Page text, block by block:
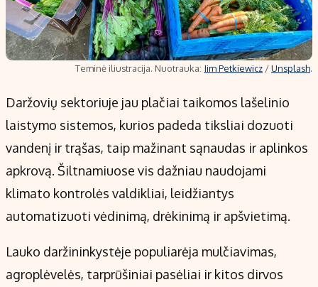
Teminė iliustracija. Nuotrauka: Jim Petkiewicz /Unsplash.
Daržovių sektoriuje jau plačiai taikomos lašelinio
laistymo sistemos, kurios padeda tiksliai dozuoti
vandenį ir trąšas, taip mažinant sąnaudas ir aplinkos
apkrovą. Šiltnamiuose vis dažniau naudojami
klimato kontrolės valdikliai, leidžiantys
automatizuoti vėdinimą, drėkinimą ir apšvietimą.
Lauko daržininkystėje populiarėja mulčiavimas,
agroplėvelės, tarprūšiniai pasėliai ir kitos dirvos